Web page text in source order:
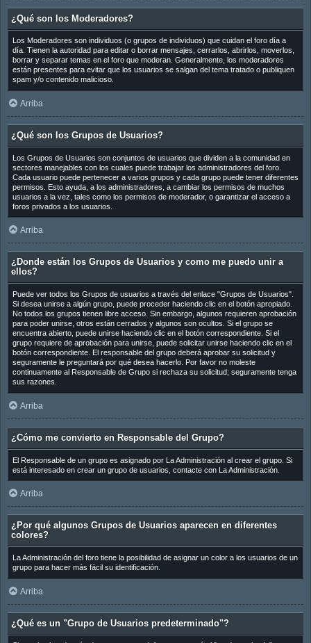
¿Qué son los Moderadores?
Los Moderadores son individuos (o grupos de individuos) que cuidan el foro día a
día. Tienen la autoridad para editar o borrar mensajes, cerrarlos, abrirlos, moverlos,
borrar y separar temas en el foro que moderan. Generalmente, los moderadores
están presentes para evitar que los usuarios se salgan del tema tratado o publiquen
spam y/o contenido malicioso.
Arriba
¿Qué son los Grupos de Usuarios?
Los Grupos de Usuarios son conjuntos de usuarios que dividen a la comunidad en
sectores manejables con los cuales puede trabajar los administradores del foro.
Cada usuario puede pertenecer a varios grupos y cada grupo puede tener diferentes
permisos. Esto ayuda, a los administradores, a cambiar los permisos de muchos
usuarios a la vez, tales como los permisos de moderador, o garantizar el acceso a
foros privados a los usuarios.
Arriba
¿Donde están los Grupos de Usuarios y como me puedo unir a
ellos?
Puede ver todos los Grupos de usuarios a través del enlace "Grupos de Usuarios".
Si desea unirse a algún grupo, puede proceder haciendo clic en el botón apropiado.
No todos los grupos tienen libre acceso. Sin embargo, algunos requieren aprobación
para poder unirse, otros están cerrados y algunos son ocultos. Si el grupo se
encuentra abierto, puede unirse haciendo clic en el botón correspondiente. Si el
grupo requiere de aprobación para unirse, puede solicitar unirse haciendo clic en el
botón correspondiente. El responsable del grupo deberá aprobar su solicitud y
seguramente le preguntará por qué desea hacerlo. Por favor no moleste
continuamente al Responsable de Grupo si rechaza su solicitud; seguramente tenga
sus razones.
Arriba
¿Cómo me convierto en Responsable del Grupo?
El Responsable de un grupo es asignado por La Administración al crear el grupo. Si
está interesado en crear un grupo de usuarios, contacte con La Administración.
Arriba
¿Por qué algunos Grupos de Usuarios aparecen en diferentes
colores?
La Administración del foro tiene la posibilidad de asignar un color a los usuarios de un
grupo para hacer más fácil su identificación.
Arriba
¿Qué es un "Grupo de Usuarios predeterminado"?